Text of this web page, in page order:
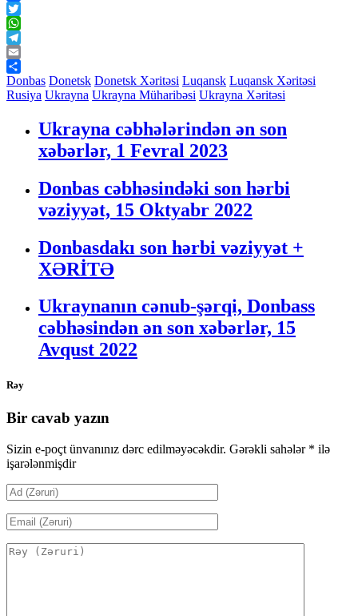
Facebook
Twitter
WhatsApp
Telegram
Email
Share
Donbas Donetsk Donetsk Xəritəsi Luqansk Luqansk Xəritəsi
Rusiya Ukrayna Ukrayna Müharibəsi Ukrayna Xəritəsi
Ukrayna cəbhələrindən ən son
xəbərlər, 1 Fevral 2023
Donbas cəbhəsindəki son hərbi
vəziyyət, 15 Oktyabr 2022
Donbasdakı son hərbi vəziyyət +
XƏRİTƏ
Ukraynanın cənub-şərqi, Donbass
cəbhəsindən ən son xəbərlər, 15
Avqust 2022
Rəy
Bir cavab yazın
Sizin e-poçt ünvanınız dərc edilməyəcəkdir. Gərəkli sahələr * ilə
işarələnmişdir